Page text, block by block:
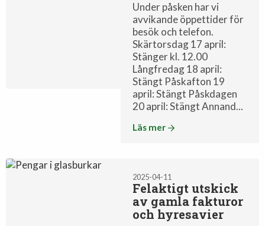
Under påsken har vi
avvikande öppettider för
besök och telefon.
Skärtorsdag 17 april:
Stänger kl. 12.00
Långfredag 18 april:
Stängt Påskafton 19
april: Stängt Påskdagen
20 april: Stängt Annand...
Läs mer
2025-04-11
Felaktigt utskick
av gamla fakturor
och hyresavier